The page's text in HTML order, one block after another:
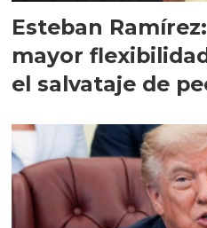
Esteban
mayor
el salvataje de